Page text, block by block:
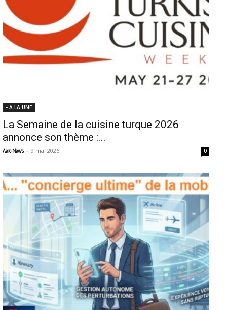
- A LA UNE
La Semaine de la cuisine turque 2026
annonce son thème :...
Aero News - 9 mai 2026 0